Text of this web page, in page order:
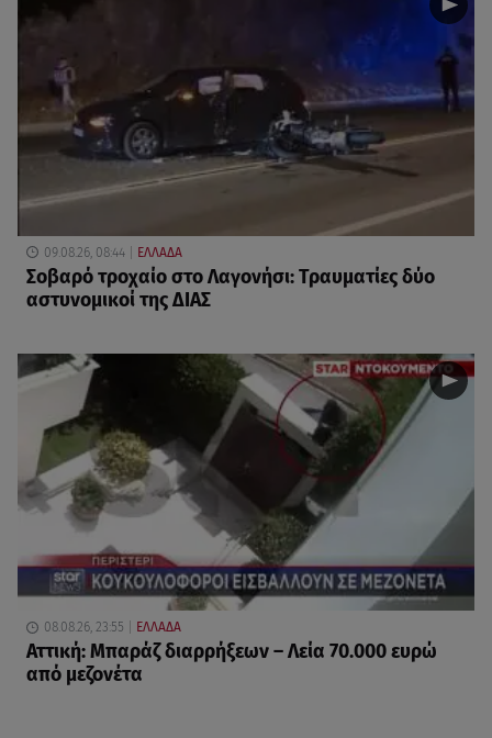
09.08.26, 08:44 ΕΛΛΑΔΑ
Σοβαρό τροχαίο στο Λαγονήσι: Τραυματίες δύο
αστυνομικοί της ΔΙΑΣ
08.08.26, 23:55 ΕΛΛΑΔΑ
Αττική: Μπαράζ διαρρήξεων – Λεία 70.000 ευρώ
από μεζονέτα